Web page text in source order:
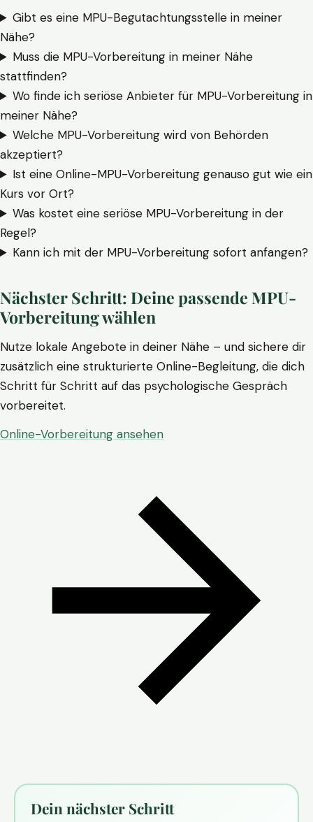
Gibt es eine MPU-Begutachtungsstelle in meiner
Nähe?
Muss die MPU-Vorbereitung in meiner Nähe
stattfinden?
Wo finde ich seriöse Anbieter für MPU-Vorbereitung in
meiner Nähe?
Welche MPU-Vorbereitung wird von Behörden
akzeptiert?
Ist eine Online-MPU-Vorbereitung genauso gut wie ein
Kurs vor Ort?
Was kostet eine seriöse MPU-Vorbereitung in der
Regel?
Kann ich mit der MPU-Vorbereitung sofort anfangen?
Nächster Schritt: Deine passende MPU-
Vorbereitung wählen
Nutze lokale Angebote in deiner Nähe – und sichere dir
zusätzlich eine strukturierte Online-Begleitung, die dich
Schritt für Schritt auf das psychologische Gespräch
vorbereitet.
Online-Vorbereitung ansehen
Dein nächster Schritt